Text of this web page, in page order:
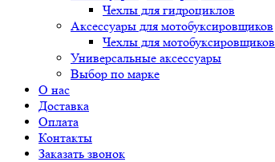
Чехлы для гидроциклов
Аксессуары для мотобуксировщиков
Чехлы для мотобуксировщиков
Универсальные аксессуары
Выбор по марке
О нас
Доставка
Оплата
Контакты
Заказать звонок